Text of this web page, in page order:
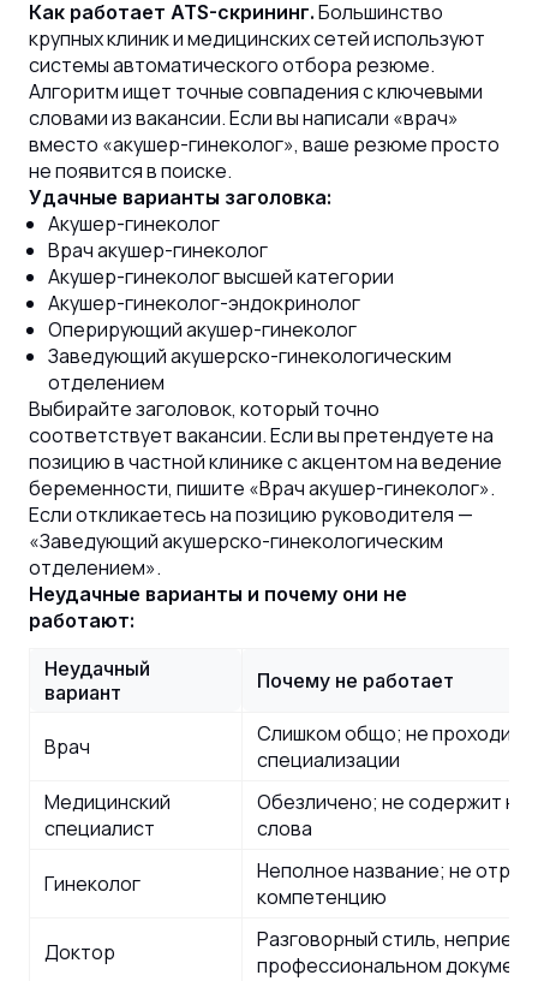
Как работает ATS-скрининг. Большинство
крупных клиник и медицинских сетей используют
системы автоматического отбора резюме.
Алгоритм ищет точные совпадения с ключевыми
словами из вакансии. Если вы написали «врач»
вместо «акушер-гинеколог», ваше резюме просто
не появится в поиске.
Удачные варианты заголовка:
Акушер-гинеколог
Врач акушер-гинеколог
Акушер-гинеколог высшей категории
Акушер-гинеколог-эндокринолог
Оперирующий акушер-гинеколог
Заведующий акушерско-гинекологическим
отделением
Выбирайте заголовок, который точно
соответствует вакансии. Если вы претендуете на
позицию в частной клинике с акцентом на ведение
беременности, пишите «Врач акушер-гинеколог».
Если откликаетесь на позицию руководителя —
«Заведующий акушерско-гинекологическим
отделением».
Неудачные варианты и почему они не
работают:
Неудачный
вариант
Почему не работает
Врач
Слишком общо; не проходит
специализации
Медицинский
специалист
Обезличено; не содержит ни
слова
Гинеколог
Неполное название; не
компетенцию
Доктор
Разговорный стиль,
профессиональном